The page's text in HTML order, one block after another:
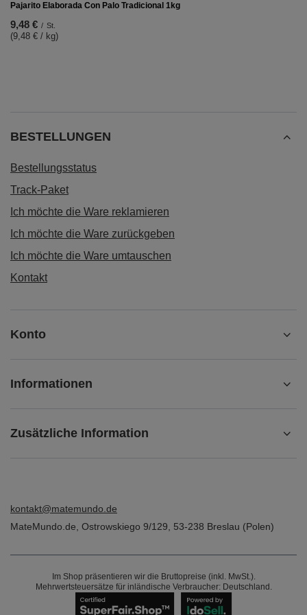
Pajarito Elaborada Con Palo Tradicional 1kg
9,48 € / St.
(9,48 € / kg)
BESTELLUNGEN
Bestellungsstatus
Track-Paket
Ich möchte die Ware reklamieren
Ich möchte die Ware zurückgeben
Ich möchte die Ware umtauschen
Kontakt
Konto
Informationen
Zusätzliche Information
kontakt@matemundo.de
MateMundo.de Ostrowskiego 9/129 53-238 Breslau (Polen)
Im Shop präsentieren wir die Bruttopreise (inkl. MwSt.).
Mehrwertsteuersätze für inländische Verbraucher: Deutschland .